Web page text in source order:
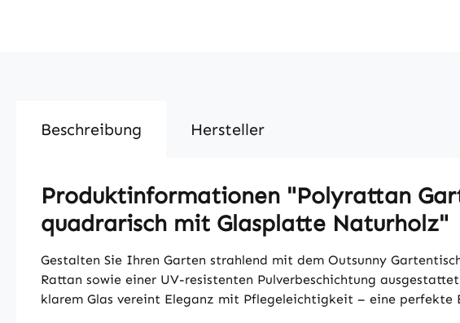
Beschreibung Hersteller
Produktinformationen "Polyrattan
quadrarisch mit Glasplatte Naturholz"
Gestalten Sie Ihren Garten strahlend mit dem Outsunny
Rattan sowie einer UV-resistenten Pulverbeschichtung
klarem Glas vereint Eleganz mit Pflegeleichtigkeit – eine perfekte